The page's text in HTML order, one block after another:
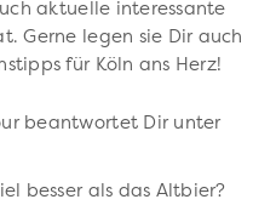
aktuelle interessante
Gerne legen sie Dir auch
für Köln ans Herz!
beantwortet Dir unter
besser als das Altbier?